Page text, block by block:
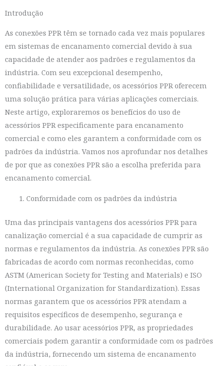
Introdução
As conexões PPR têm se tornado cada vez mais populares
em sistemas de encanamento comercial devido à sua
capacidade de atender aos padrões e regulamentos da
indústria. Com seu excepcional desempenho,
confiabilidade e versatilidade, os acessórios PPR oferecem
uma solução prática para várias aplicações comerciais.
Neste artigo, exploraremos os benefícios do uso de
acessórios PPR especificamente para encanamento
comercial e como eles garantem a conformidade com os
padrões da indústria. Vamos nos aprofundar nos detalhes
de por que as conexões PPR são a escolha preferida para
encanamento comercial.
Conformidade com os padrões da indústria
Uma das principais vantagens dos acessórios PPR para
canalização comercial é a sua capacidade de cumprir as
normas e regulamentos da indústria. As conexões PPR são
fabricadas de acordo com normas reconhecidas, como
ASTM (American Society for Testing and Materials) e ISO
(International Organization for Standardization). Essas
normas garantem que os acessórios PPR atendam a
requisitos específicos de desempenho, segurança e
durabilidade. Ao usar acessórios PPR, as propriedades
comerciais podem garantir a conformidade com os padrões
da indústria, fornecendo um sistema de encanamento